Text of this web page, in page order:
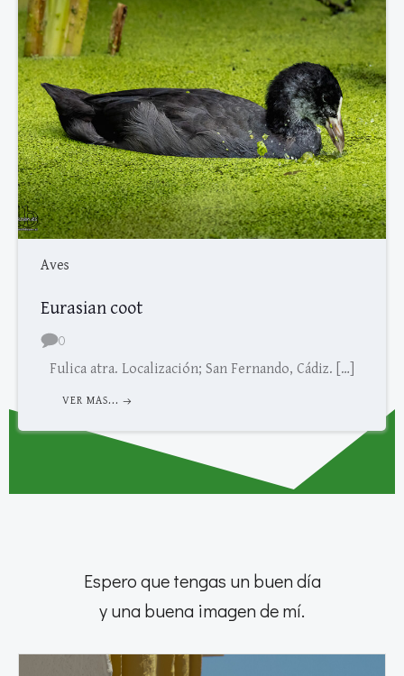
Aves
Eurasian coot
0
Fulica atra. Localización; San Fernando, Cádiz. […]
VER MAS...
Espero que tengas un buen día
y una buena imagen de mí.